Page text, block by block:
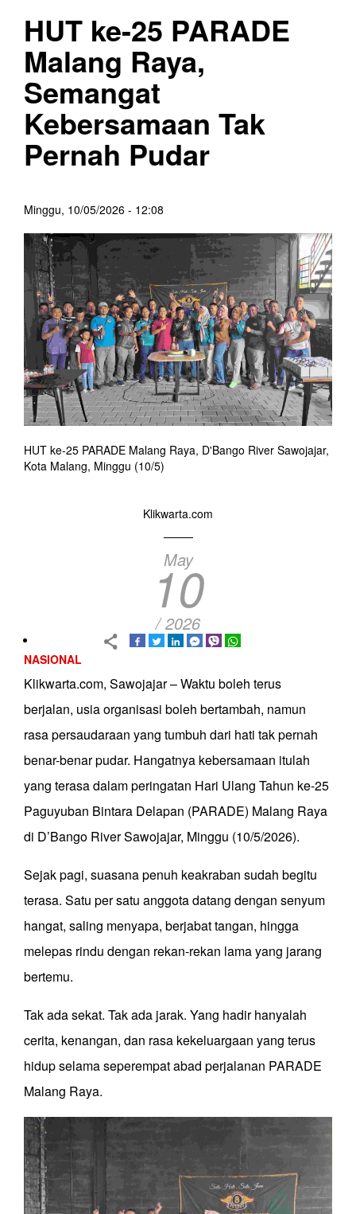
HUT ke-25 PARADE
Malang Raya,
Semangat
Kebersamaan Tak
Pernah Pudar
Minggu, 10/05/2026 - 12:08
HUT ke-25 PARADE Malang Raya, D'Bango River Sawojajar,
Kota Malang, Minggu (10/5)
Klikwarta.com
May
10
/ 2026
NASIONAL
Klikwarta.com, Sawojajar – Waktu boleh terus
berjalan, usia organisasi boleh bertambah, namun
rasa persaudaraan yang tumbuh dari hati tak pernah
benar-benar pudar. Hangatnya kebersamaan itulah
yang terasa dalam peringatan Hari Ulang Tahun ke-25
Paguyuban Bintara Delapan (PARADE) Malang Raya
di D’Bango River Sawojajar, Minggu (10/5/2026).
Sejak pagi, suasana penuh keakraban sudah begitu
terasa. Satu per satu anggota datang dengan senyum
hangat, saling menyapa, berjabat tangan, hingga
melepas rindu dengan rekan-rekan lama yang jarang
bertemu.
Tak ada sekat. Tak ada jarak. Yang hadir hanyalah
cerita, kenangan, dan rasa kekeluargaan yang terus
hidup selama seperempat abad perjalanan PARADE
Malang Raya.